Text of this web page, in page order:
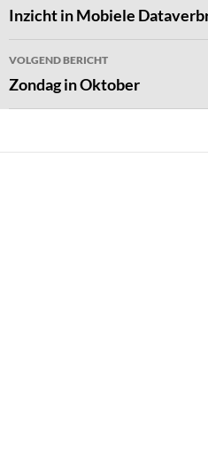
navigatie
Inzicht in Mobiele
VOLGEND BERICHT
Zondag in Oktober